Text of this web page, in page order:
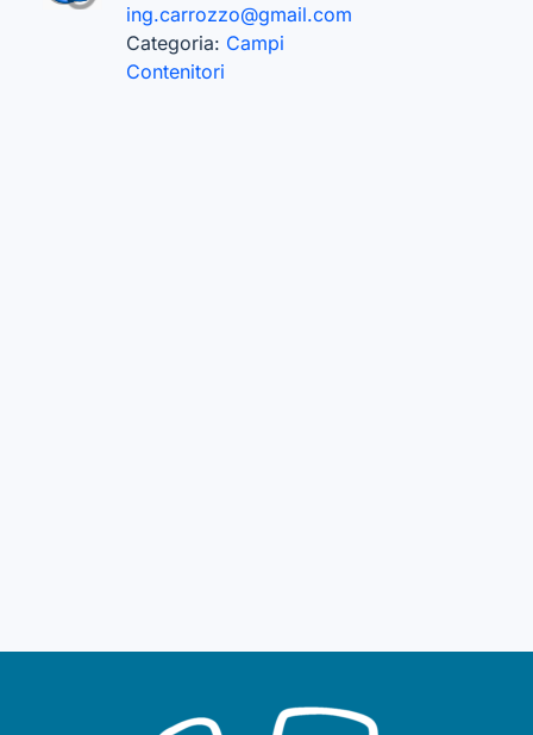
ing.carrozzo@gmail.com
Categoria: Campi
Contenitori